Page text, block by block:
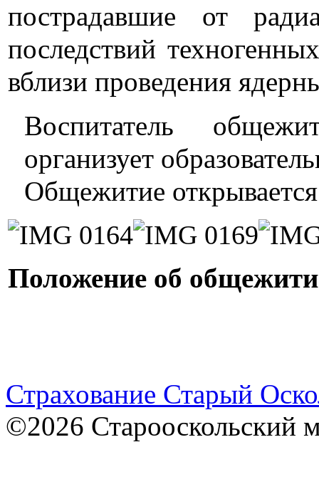
пострадавшие от
последствий
вблизи проведения
Воспитатель
организует
Общежитие
Положение об
Страхование Старый
©2026 Старооскольский